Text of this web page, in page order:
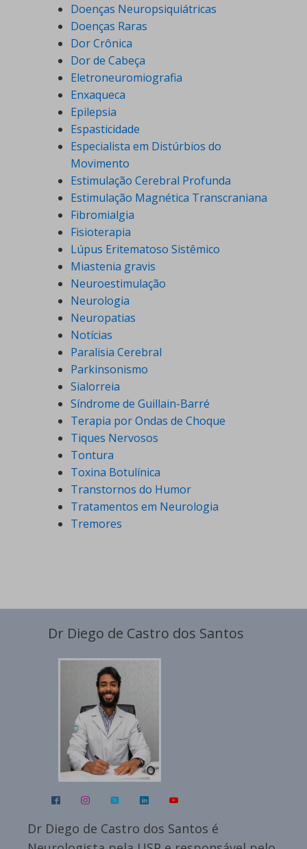
Doenças Neuropsiquiátricas
Doenças Raras
Dor Crônica
Dor de Cabeça
Eletroneuromiografia
Enxaqueca
Epilepsia
Espasticidade
Especialista em Distúrbios do
Movimento
Estimulação Cerebral Profunda
Estimulação Magnética Transcraniana
Fibromialgia
Fisioterapia
Lúpus Eritematoso Sistêmico
Miastenia gravis
Neuroestimulação
Neurologia
Neuropatias
Notícias
Paralisia Cerebral
Parkinsonismo
Sialorreia
Síndrome de Guillain-Barré
Terapia por Ondas de Choque
Tiques Nervosos
Tontura
Toxina Botulínica
Transtornos do Humor
Tratamentos em Neurologia
Tremores
Dr Diego de Castro dos Santos
Dr Diego de Castro dos Santos é